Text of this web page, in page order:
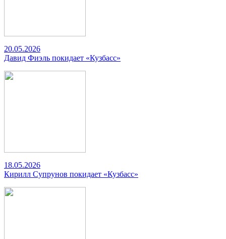
20.05.2026
Давид Фиэль покидает «Кузбасс»
18.05.2026
Кирилл Супрунов покидает «Кузбасс»